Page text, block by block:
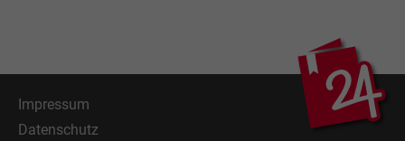
Impressum
Datenschutz